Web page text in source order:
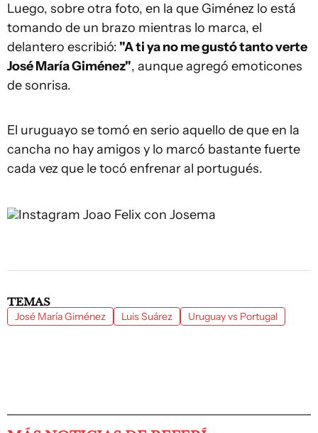
Luego, sobre otra foto, en la que Giménez lo está
tomando de un brazo mientras lo marca, el
delantero escribió: "A ti ya no me gustó tanto verte
José María Giménez", aunque agregó emoticones
de sonrisa.
El uruguayo se tomó en serio aquello de que en la
cancha no hay amigos y lo marcó bastante fuerte
cada vez que le tocó enfrenar al portugués.
Instagram Joao Felix con Josema
TEMAS
José María Giménez Luis Suárez Uruguay vs Portugal